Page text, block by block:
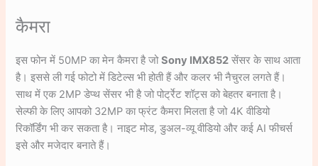
कैमरा
इस फोन में 50MP का मेन कैमरा है जोSony IMX852 सेंसर के साथ आता
है। इससे ली गई फोटो में डिटेल्स भी होती हैं और कलर भी नैचुरल लगते हैं।
साथ में एक 2MP डेप्थ सेंसर भी है जो पोर्ट्रेट शॉट्स को बेहतर बनाता है।
सेल्फी के लिए आपको 32MP का फ्रंट कैमरा मिलता है जो 4K वीडियो
रिकॉर्डिंग भी कर सकता है। नाइट मोड, डुअल-व्यू वीडियो और कई AI फीचर्स
इसे और मजेदार बनाते हैं।